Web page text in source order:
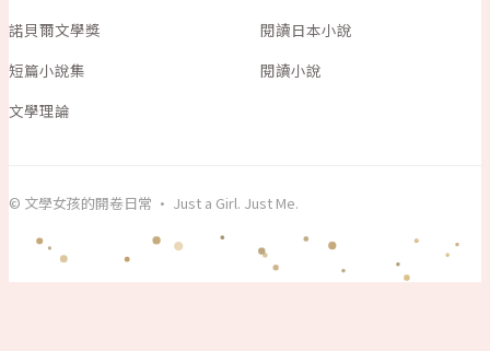
諾貝爾文學獎 閱讀日本小說
短篇小說集 閱讀小說
文學理論
© 文學女孩的開卷日常 · Just a Girl. Just Me.